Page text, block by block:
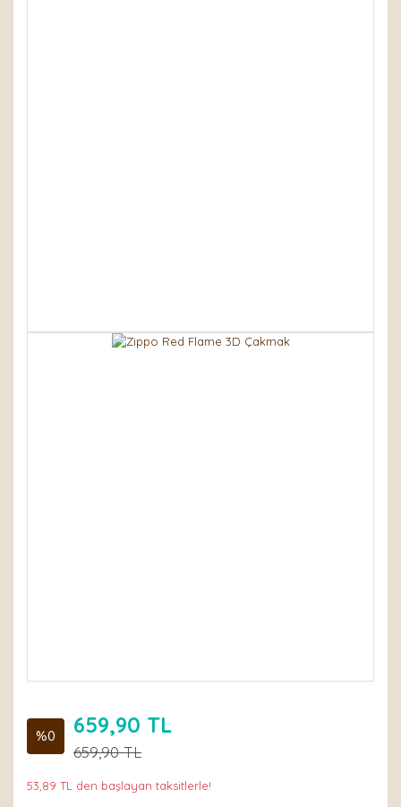
%0 659,90 TL
659,90 TL
53,89 TL den başlayan taksitlerle!